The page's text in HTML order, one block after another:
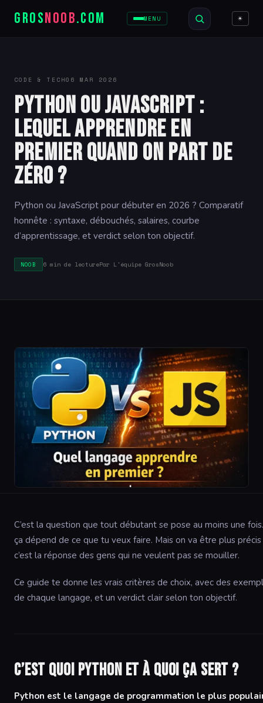
GROSNOOB.COM MENU ☀
CODE & TECH06 MAR 2026
Python ou JavaScript :
lequel apprendre en
premier quand on part de
zéro ?
Python ou JavaScript pour débuter en 2026 ? Comparatif
honnête : syntaxe, débouchés, salaires, courbe
d’apprentissage, et verdict selon ton objectif.
NOOB 6 min de lecturePar L'équipe GrosNoob
C’est la question que tout débutant se pose au moins une
ça dépend de ce que tu veux faire. Mais on va être plus
c’est la réponse des gens qui ne veulent pas se mouiller.
Ce guide te donne les vrais critères de choix, avec des
de chaque langage, et un verdict clair selon ton objectif.
C’est quoi Python et à quoi ça sert ?
Python est le langage de programmation le plus